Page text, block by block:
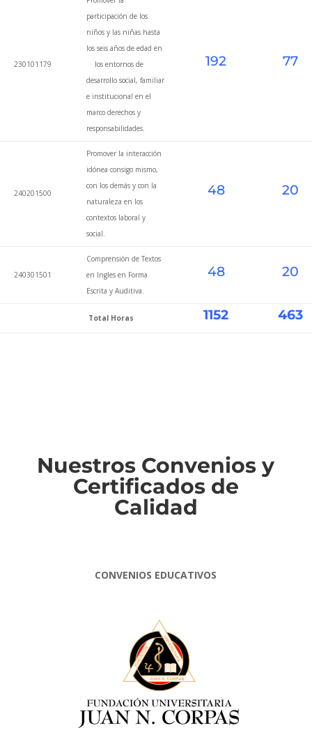
230101179
participación de los
niños y las niñas hasta
los seis años de edad en
los entornos de
desarrollo social, familiar
e institucional en el
marco derechos y
responsabilidades.
192 77
240201500
Promover la interacción
idónea consigo mismo,
con los demás y con la
naturaleza en los
contextos laboral y
social.
48 20
240301501
Comprensión de Textos
en Ingles en Forma
Escrita y Auditiva.
48 20
Total Horas 1152 463
Nuestros Convenios y
Certificados de
Calidad
CONVENIOS EDUCATIVOS